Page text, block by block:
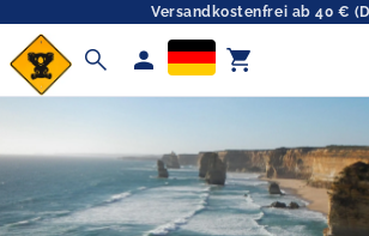
Versandkostenfrei ab 40 €
search person shopping_cart